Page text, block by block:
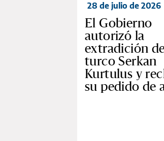
28 de julio de 2026
El Gobierno
autorizó la
extradición
turco Serkan
Kurtulus y
su pedido de